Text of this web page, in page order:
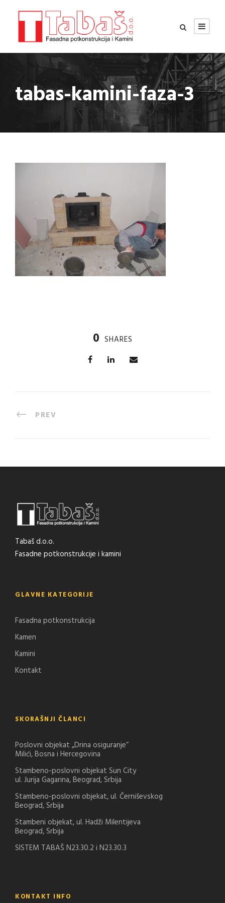
tabas-kamini-faza-3
0 SHARES
PREV
Tabaš d.o.o.
Fasadne potkonstrukcije i kamini
GLAVNE KATEGORIJE
Fasadna potkonstrukcija
Kamen
Kamini
Kontakt
SKORAŠNJI ČLANCI
Poslovni objekat „Drina osiguranje“
Milići, Bosna i Hercegovina
Stambeno-poslovni objekat Sun City
ul. Jurija Gagarina, Beograd, Srbija
Stambeno-poslovni objekat, ul. Černiševskog
Beograd, Srbija
Stambeni objekat, ul. Hadži Milentijeva
Beograd, Srbija
SISTEM TABAŠ N23.30.2 i N23.30.3
KONTAKT INFO